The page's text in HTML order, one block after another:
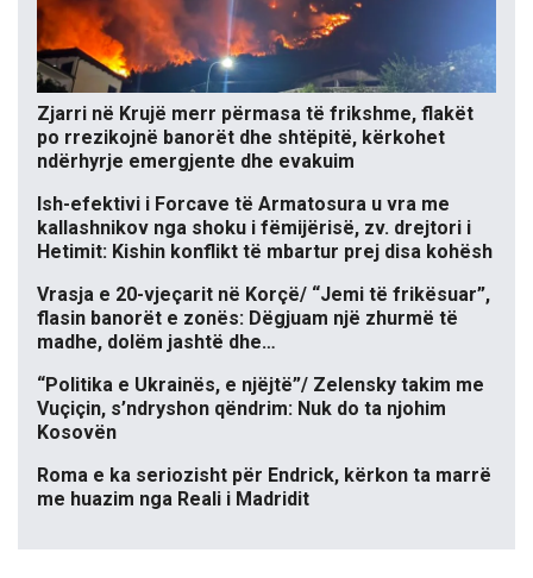
Zjarri në Krujë merr përmasa të frikshme, flakët
po rrezikojnë banorët dhe shtëpitë, kërkohet
ndërhyrje emergjente dhe evakuim
Ish-efektivi i Forcave të Armatosura u vra me
kallashnikov nga shoku i fëmijërisë, zv. drejtori i
Hetimit: Kishin konflikt të mbartur prej disa kohësh
Vrasja e 20-vjeçarit në Korçë/ “Jemi të frikësuar”,
flasin banorët e zonës: Dëgjuam një zhurmë të
madhe, dolëm jashtë dhe…
“Politika e Ukrainës, e njëjtë”/ Zelensky takim me
Vuçiçin, s’ndryshon qëndrim: Nuk do ta njohim
Kosovën
Roma e ka seriozisht për Endrick, kërkon ta marrë
me huazim nga Reali i Madridit